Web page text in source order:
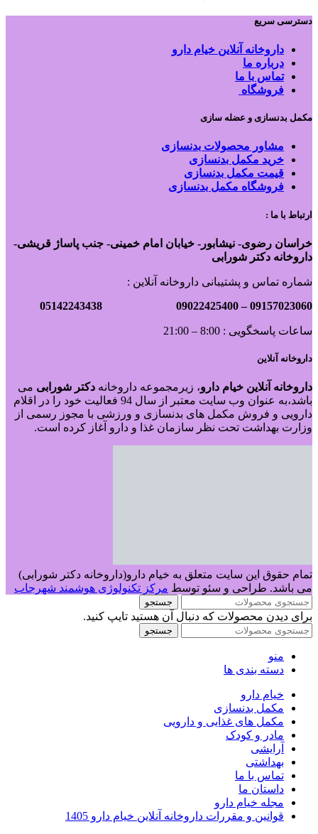
دسترسی سریع
داروخانه آنلاین خیام دارو
درباره ما
تماس با ما
فروشگاه
مکمل بدنسازی و عضله سازی
مشاور محصولات بدنسازی
خرید مکمل بدنسازی
قیمت مکمل بدنسازی
فروشگاه مکمل بدنسازی
ارتباط با ما :
خراسان رضوی- نیشابور- خیابان امام خمینی- جنب پاساژ قریشی-
داروخانه دکتر شورابی
شماره تماس و پشتیبانی داروخانه آنلاین :
09157023060 –
09022425400 05142243438
ساعات پاسخگویی : 8:00 – 21:00
داروخانه آنلاین
داروخانه آنلاین خیام دارو، زیرمجموعه داروخانه دکتر شورابی می
باشد،به عنوان وب سایت معتبر از سال 94 فعالیت خود را در اقلام
دارویی و فروش مکمل های بدنسازی و ورزشی با مجوز رسمی از
وزارت بهداشت تحت نظر سازمان غذا و دارو آغاز کرده است.
تمام حقوق این سایت متعلق به خیام دارو(داروخانه دکتر شورابی)
می باشد. طراحی و سئو توسط مرکز تکنولوژی هوشمند شهرجاب
جستجو
برای دیدن محصولات که دنبال آن هستید تایپ کنید.
جستجو
منو
دسته بندی ها
خیام دارو
مکمل بدنسازی
مکمل های غذایی و دارویی
مادر و کودک
آرایشی
بهداشتی
تماس با ما
داستان ما
مجله خیام دارو
قوانین و مقررات داروخانه آنلاین خیام دارو 1405